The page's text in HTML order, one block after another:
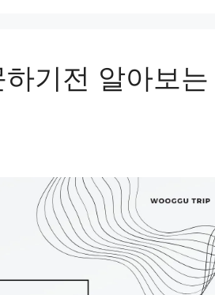
기전 알아보는